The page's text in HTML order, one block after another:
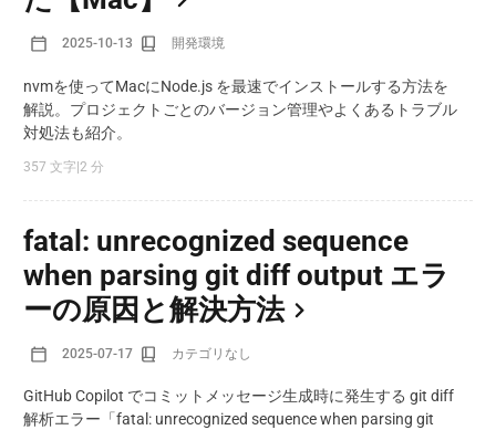
2025-10-13 開発環境
nvmを使ってMacにNode.js を最速でインストールする方法を
解説。プロジェクトごとのバージョン管理やよくあるトラブル
対処法も紹介。
357 文字 2 分
fatal: unrecognized sequence
when parsing git diff output エラ
ーの原因と解決方法
2025-07-17 カテゴリなし
GitHub Copilot でコミットメッセージ生成時に発生する git diff
解析エラー「fatal: unrecognized sequence when parsing git